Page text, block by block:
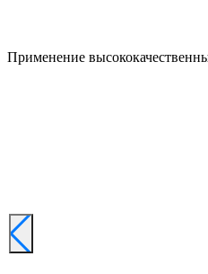
Применение